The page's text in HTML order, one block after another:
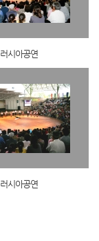
러시아공연
러시아공연